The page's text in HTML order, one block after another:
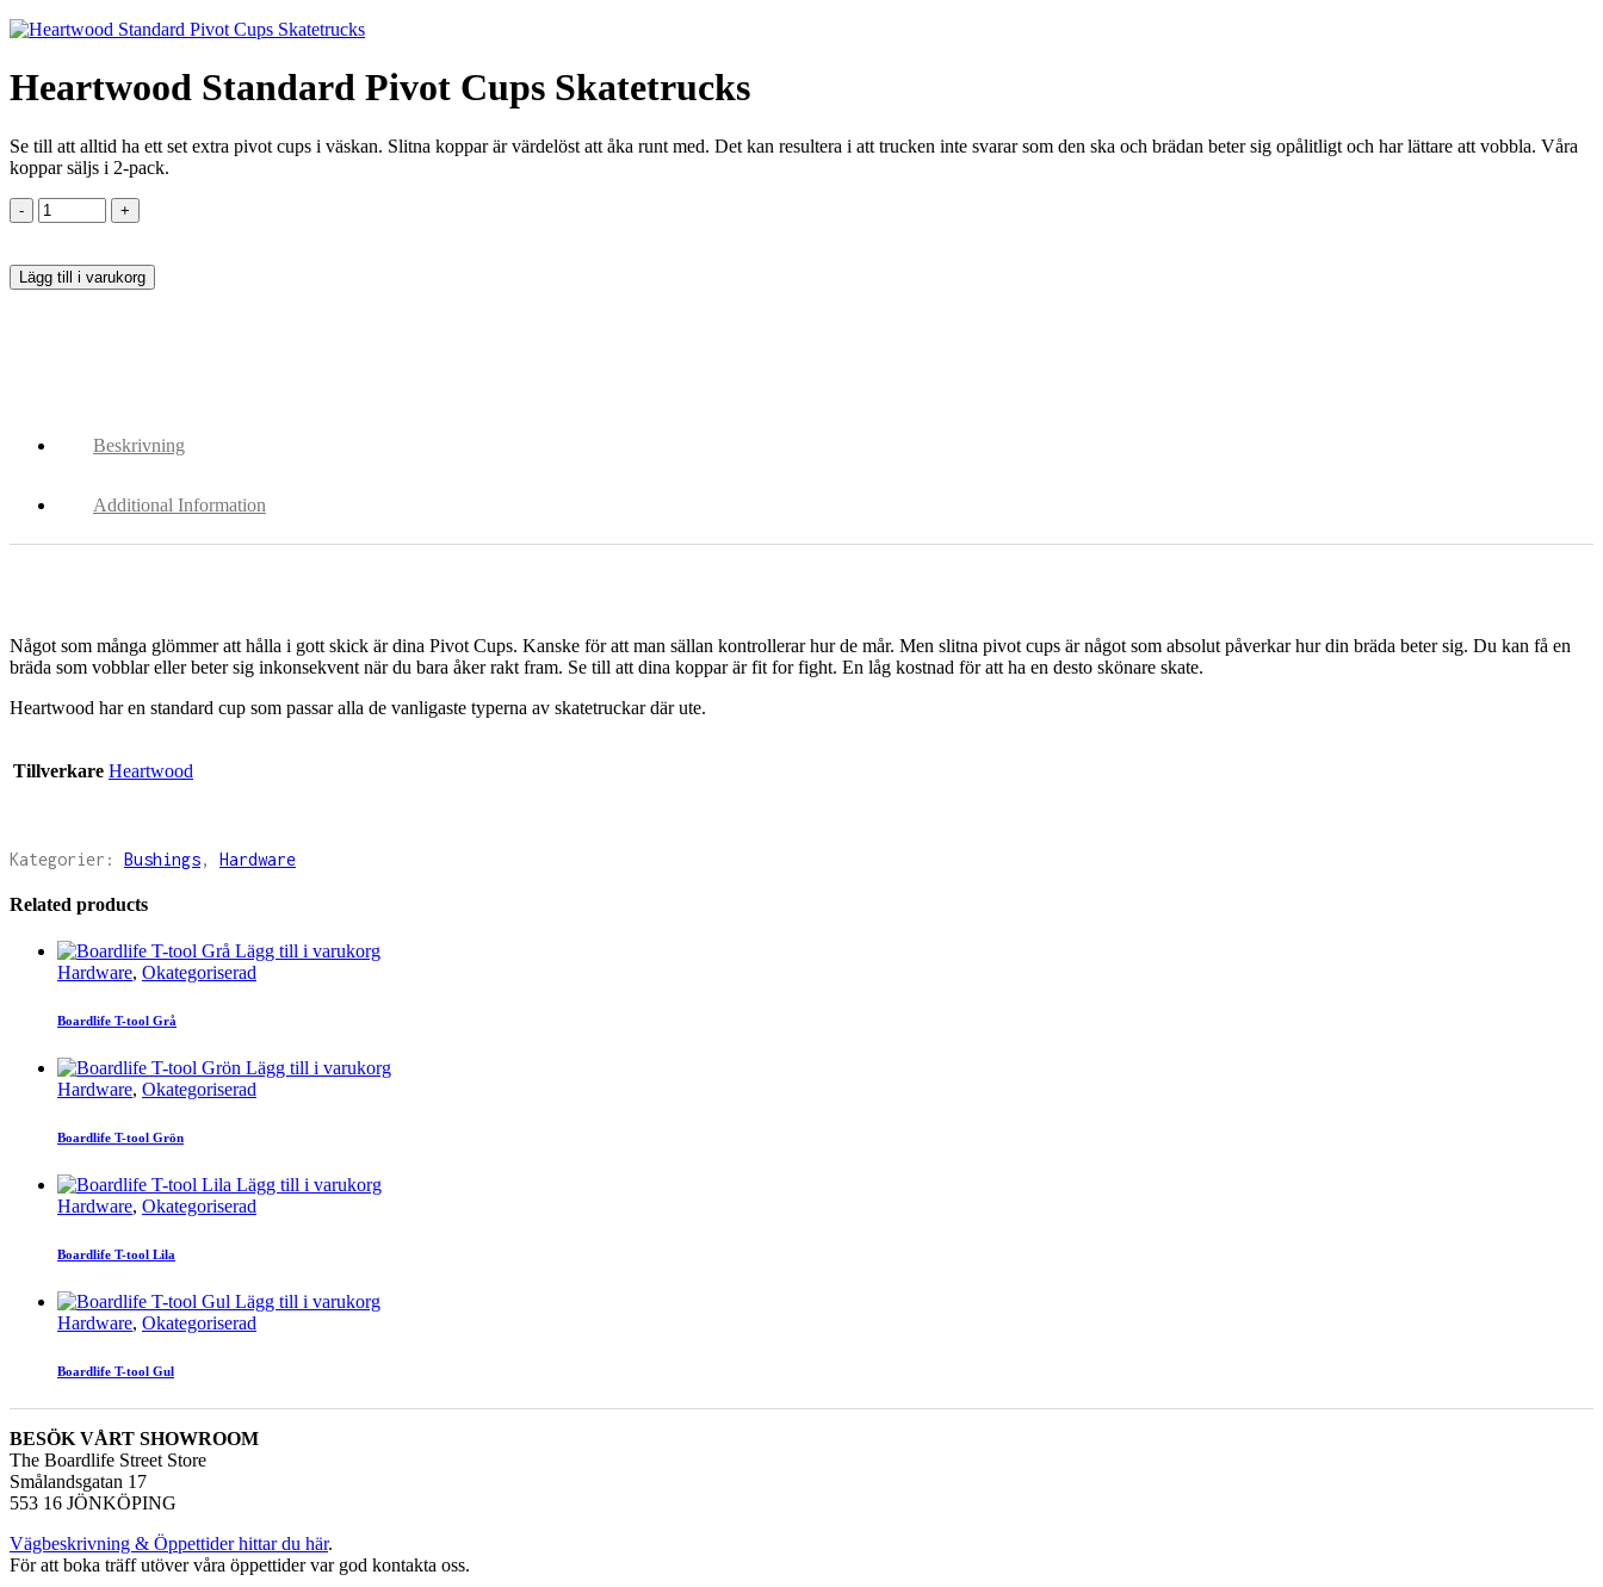
Heartwood Standard Pivot Cups Skatetrucks
Se till att alltid ha ett set extra pivot cups i väskan. Slitna koppar är värdelöst att åka runt med. Det kan resultera i att trucken inte svarar som den ska och brädan beter sig opålitligt och har lättare att vobbla. Våra
koppar säljs i 2-pack.
Lägg till i varukorg
Beskrivning
Additional Information
Något som många glömmer att hålla i gott skick är dina Pivot Cups. Kanske för att man sällan kontrollerar hur de mår. Men slitna pivot cups är något som absolut påverkar hur din bräda beter sig. Du kan få en
bräda som vobblar eller beter sig inkonsekvent när du bara åker rakt fram. Se till att dina koppar är fit for fight. En låg kostnad för att ha en desto skönare skate.
Heartwood har en standard cup som passar alla de vanligaste typerna av skatetruckar där ute.
Tillverkare Heartwood
Kategorier: Bushings, Hardware
Related products
Lägg till i varukorg
Hardware, Okategoriserad
Boardlife T-tool Grå
Lägg till i varukorg
Hardware, Okategoriserad
Boardlife T-tool Grön
Lägg till i varukorg
Hardware, Okategoriserad
Boardlife T-tool Lila
Lägg till i varukorg
Hardware, Okategoriserad
Boardlife T-tool Gul
BESÖK VÅRT SHOWROOM
The Boardlife Street Store
Smålandsgatan 17
553 16 JÖNKÖPING
Vägbeskrivning & Öppettider hittar du här.
För att boka träff utöver våra öppettider var god kontakta oss.